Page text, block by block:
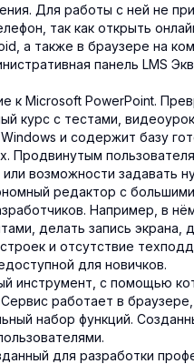
Для работы с ней не
так как открыть
а также в браузере на
панель LMS
к Microsoft PowerPoint.
курс с тестами,
и содержит базу
Продвинутым
возможности задавать
редактор с
Например, в
делать запись
и отсутствие
для новичков.
инструмент, с помощью
работает в браузере,
набор функций.
для разработки